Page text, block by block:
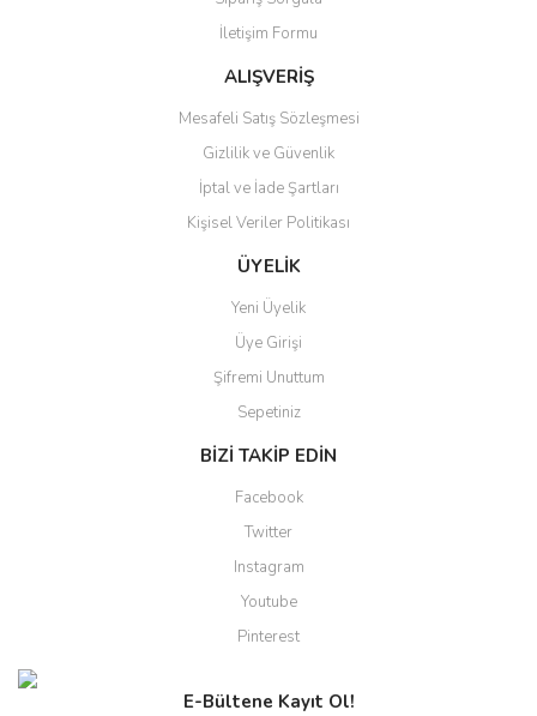
Bu ürüne benzer farklı alternatifler olmalı.
Gönder
İletişim Formu
ALIŞVERİŞ
Mesafeli Satış Sözleşmesi
Gizlilik ve Güvenlik
İptal ve İade Şartları
Kişisel Veriler Politikası
ÜYELİK
Yeni Üyelik
Üye Girişi
Şifremi Unuttum
Sepetiniz
BİZİ TAKİP EDİN
Facebook
Twitter
Instagram
Youtube
Pinterest
E-Bültene Kayıt Ol!